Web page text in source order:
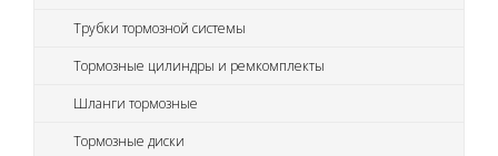
Трубки тормозной системы
Тормозные цилиндры и ремкомплекты
Шланги тормозные
Тормозные диски